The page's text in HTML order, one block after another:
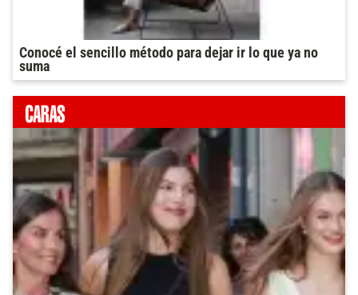
Conocé el sencillo método para dejar ir lo que ya no
suma